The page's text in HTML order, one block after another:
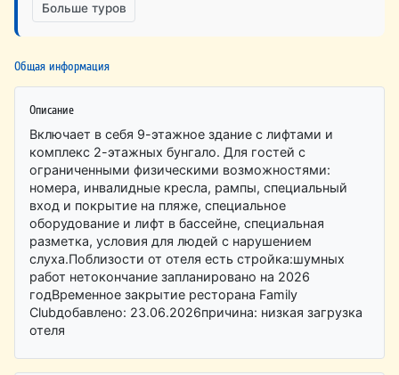
Больше туров
Общая информация
Описание
Включает в себя 9-этажное здание с лифтами и
комплекс 2-этажных бунгало. Для гостей с
ограниченными физическими возможностями:
номера, инвалидные кресла, рампы, специальный
вход и покрытие на пляже, специальное
оборудование и лифт в бассейне, специальная
разметка, условия для людей с нарушением
слуха.Поблизости от отеля есть стройка:шумных
работ нетокончание запланировано на 2026
годВременное закрытие ресторана Family
Clubдобавлено: 23.06.2026причина: низкая загрузка
отеля